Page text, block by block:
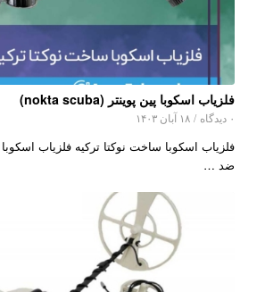
فلزیاب اسکوبا پین پوینتر (nokta scuba)
۰ دیدگاه / ۱۸ آبان ۱۴۰۳
فلزیاب اسکوبا ساخت نوکتا ترکیه فلزیاب اسکوبا
ضد …